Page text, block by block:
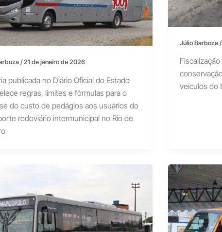
/21 de janeiro de 2026
publicada no Diário Oficial do Estado
regras, limites e fórmulas para o
do custo de pedágios aos usuários do
rodoviário intermunicipal no Rio de
Júlio Barboza
veículos do